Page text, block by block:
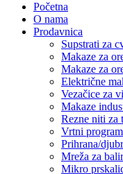
Početna
O nama
Prodavnica
Supstrati za
Makaze za
Makaze za
Električne
Vezačice za
Makaze
Rezne niti za
Vrtni program
Prihrana/
Mreža za
Mikro